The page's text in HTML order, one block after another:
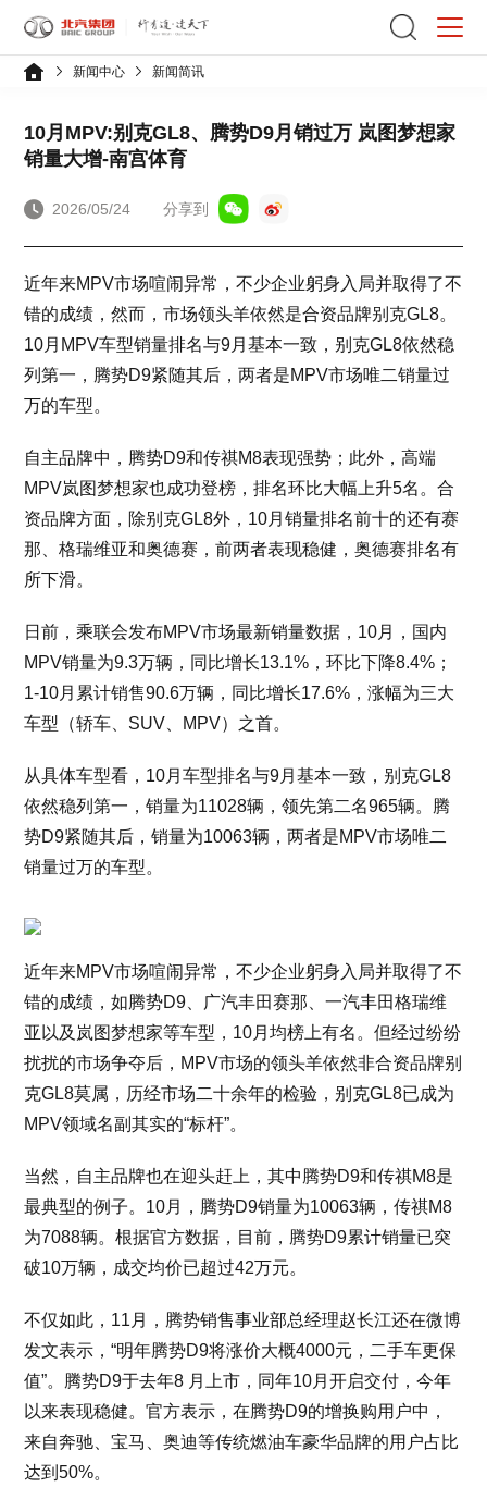
新闻中心 新闻简讯
10月MPV:别克GL8、腾势D9月销过万 岚图梦想家
销量大增-南宫体育
2026/05/24 分享到
近年来MPV市场喧闹异常，不少企业躬身入局并取得了不
错的成绩，然而，市场领头羊依然是合资品牌别克GL8。
10月MPV车型销量排名与9月基本一致，别克GL8依然稳
列第一，腾势D9紧随其后，两者是MPV市场唯二销量过
万的车型。
自主品牌中，腾势D9和传祺M8表现强势；此外，高端
MPV岚图梦想家也成功登榜，排名环比大幅上升5名。合
资品牌方面，除别克GL8外，10月销量排名前十的还有赛
那、格瑞维亚和奥德赛，前两者表现稳健，奥德赛排名有
所下滑。
日前，乘联会发布MPV市场最新销量数据，10月，国内
MPV销量为9.3万辆，同比增长13.1%，环比下降8.4%；
1-10月累计销售90.6万辆，同比增长17.6%，涨幅为三大
车型（轿车、SUV、MPV）之首。
从具体车型看，10月车型排名与9月基本一致，别克GL8
依然稳列第一，销量为11028辆，领先第二名965辆。腾
势D9紧随其后，销量为10063辆，两者是MPV市场唯二
销量过万的车型。
近年来MPV市场喧闹异常，不少企业躬身入局并取得了不
错的成绩，如腾势D9、广汽丰田赛那、一汽丰田格瑞维
亚以及岚图梦想家等车型，10月均榜上有名。但经过纷纷
扰扰的市场争夺后，MPV市场的领头羊依然非合资品牌别
克GL8莫属，历经市场二十余年的检验，别克GL8已成为
MPV领域名副其实的“标杆”。
当然，自主品牌也在迎头赶上，其中腾势D9和传祺M8是
最典型的例子。10月，腾势D9销量为10063辆，传祺M8
为7088辆。根据官方数据，目前，腾势D9累计销量已突
破10万辆，成交均价已超过42万元。
不仅如此，11月，腾势销售事业部总经理赵长江还在微博
发文表示，“明年腾势D9将涨价大概4000元，二手车更保
值”。腾势D9于去年8 月上市，同年10月开启交付，今年
以来表现稳健。官方表示，在腾势D9的增换购用户中，
来自奔驰、宝马、奥迪等传统燃油车豪华品牌的用户占比
达到50%。